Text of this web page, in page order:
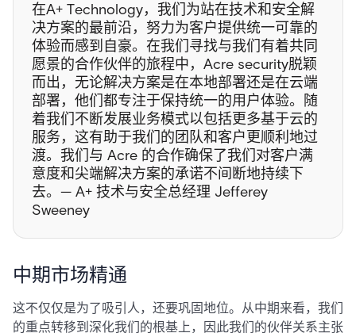
在A+ Technology，我们为站在技术和安全解
决方案的最前沿，努力为客户提供统一可靠的
体验而感到自豪。在我们寻找与我们有着共同
愿景的合作伙伴的旅程中，Acre security脱颖
而出，无论解决方案是在本地部署还是在云端
部署，他们都专注于保持统一的用户体验。随
着我们不断发展业务模式以包括更多基于云的
服务，这有助于我们的团队和客户更顺利地过
渡。我们与 Acre 的合作确保了我们对客户满
意度和尖端解决方案的承诺不间断地持续下
去。— A+ 技术与安全总经理 Jefferey
Sweeney
中期市场精通
这不仅仅是为了吸引人，还要巩固地位。从中期来看，我们
的重点转移到深化我们的根基上，因此我们的伙伴关系主张